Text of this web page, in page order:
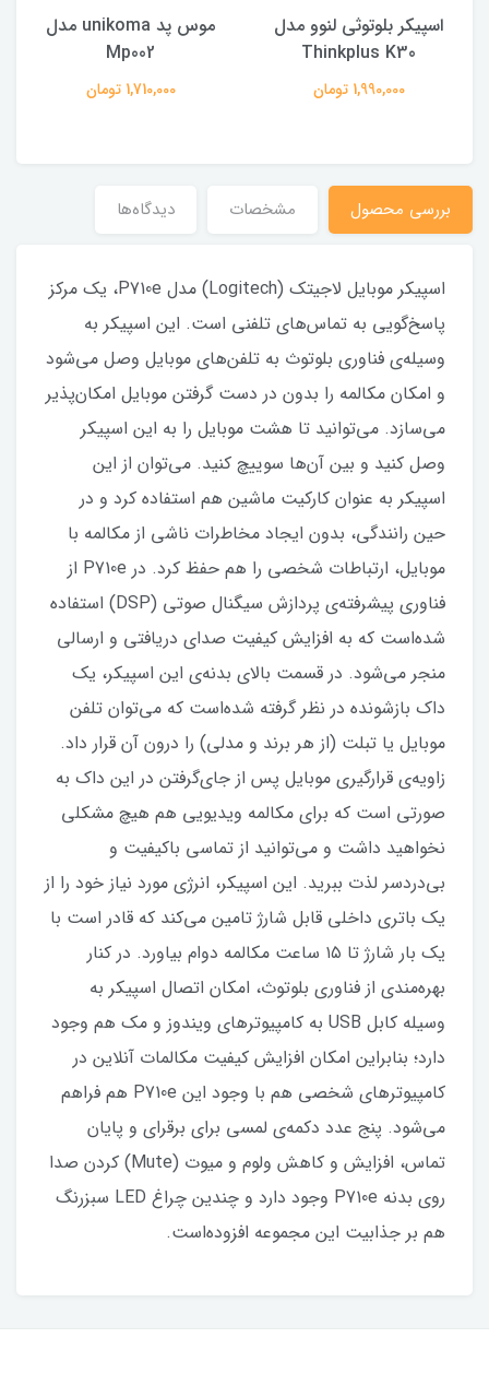
اسپیکر بلوتوثی لنوو مدل
Thinkplus K30
1,990,000 تومان
موس پد unikoma مدل
Mp002
1,710,000 تومان
بررسى محصول مشخصات دیدگاه‌ها
اسپیکر موبایل لاجیتک (Logitech) مدل P710e، یک مرکز
پاسخ‌گویی به تماس‌های تلفنی است. این اسپیکر به
وسیله‌ی فناوری بلوتوث به تلفن‌های موبایل وصل می‌شود
و امکان مکالمه را بدون در دست گرفتن موبایل امکان‌پذیر
می‌سازد. می‌توانید تا هشت موبایل را به این اسپیکر
وصل کنید و بین آن‌ها سوییچ کنید. می‌توان از این
اسپیکر به عنوان کارکیت ماشین هم استفاده کرد و در
حین رانندگی، بدون ایجاد مخاطرات ناشی از مکالمه با
موبایل، ارتباطات شخصی را هم حفظ کرد. در P710e از
فناوری پیشرفته‌ی پردازش سیگنال صوتی (DSP) استفاده
شده‌است که به افزایش کیفیت صدای دریافتی و ارسالی
منجر می‌شود. در قسمت بالای بدنه‌ی این اسپیکر، یک
داک بازشونده در نظر گرفته‌ شده‌است که می‌توان تلفن
موبایل یا تبلت (از هر برند و مدلی) را درون آن قرار داد.
زاویه‌ی قرارگیری موبایل پس از جای‌گرفتن در این داک به
صورتی است که برای مکالمه ویدیویی هم هیچ مشکلی
نخواهید داشت و می‌توانید از تماسی باکیفیت و
بی‌دردسر لذت ببرید. این اسپیکر، انرژی مورد نیاز خود را از
یک باتری داخلی قابل شارژ تامین می‌کند که قادر است با
یک بار شارژ تا ۱۵ ساعت مکالمه دوام بیاورد. در کنار
بهره‌مندی از فناوری بلوتوث، امکان اتصال اسپیکر به
وسیله کابل USB به کامپیوترهای ویندوز و مک هم وجود
دارد؛ بنابراین امکان افزایش کیفیت مکالمات آنلاین در
کامپیوترهای شخصی هم با وجود این P710e هم فراهم
می‌شود. پنج عدد دکمه‌ی لمسی برای برقرای و پایان
تماس، افزایش و کاهش ولوم و میوت (Mute) کردن صدا
روی بدنه P710e وجود دارد و چندین چراغ LED سبزرنگ
هم بر جذابیت این مجموعه افزوده‌است.